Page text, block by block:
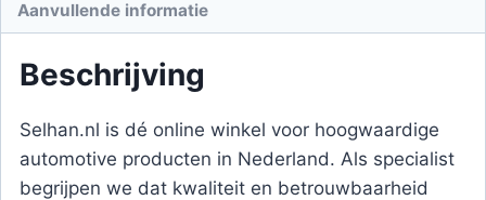
Aanvullende informatie
Beschrijving
Selhan.nl is dé online winkel voor hoogwaardige
automotive producten in Nederland. Als specialist
begrijpen we dat kwaliteit en betrouwbaarheid